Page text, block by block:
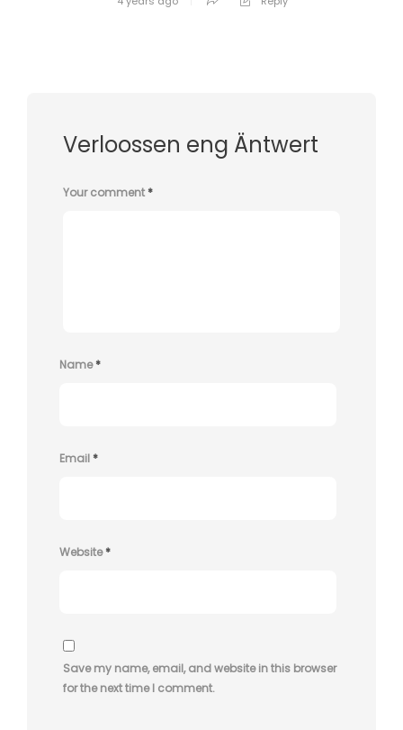
Verloossen eng Äntwert
Your comment*
Name*
Email*
Website*
Save my name, email, and website in this browser
for the next time I comment.